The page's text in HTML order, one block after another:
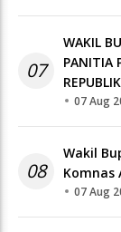
07
WAKIL
PANITIA
07 Aug
08
Wakil
Komnas
07 Aug